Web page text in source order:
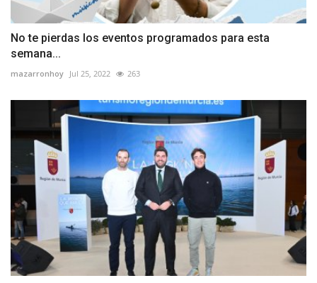
No te pierdas los eventos programados para esta
semana...
mazarronhoy Jul 25, 2022 263